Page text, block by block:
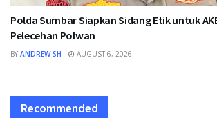
Polda Sumbar Siapkan Sidang Etik untuk
Pelecehan Polwan
BY ANDREW SH AUGUST 6, 2026
Recommended